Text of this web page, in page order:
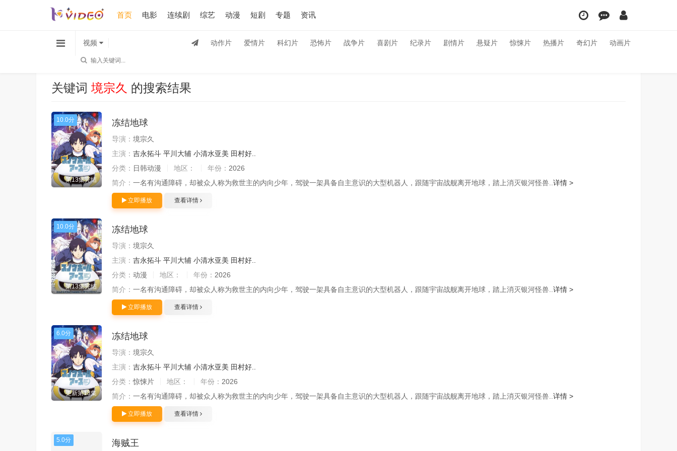
首页 电影 连续剧 综艺 动漫 短剧 专题 资讯
动作片 爱情片 科幻片 恐怖片 战争片 喜剧片 纪录片 剧情片 悬疑片 惊悚片 热播片 奇幻片 动画片
视频
关键词 境宗久 的搜索结果
10.0分
第13集完结
冻结地球
导演： 境宗久
主演： 吉永拓斗 平川大辅 小清水亚美 田村好..
分类： 日韩动漫 地区： 年份： 2026
简介： 一名有沟通障碍，却被众人称为救世主的内向少年，驾驶一架具备自主意识的大型机器人，跟随宇宙战舰离开地球，踏上消灭银河怪兽.. 详情 >
立即播放 查看详情
10.0分
第13集完结
冻结地球
导演： 境宗久
主演： 吉永拓斗 平川大辅 小清水亚美 田村好..
分类： 动漫 地区： 年份： 2026
简介： 一名有沟通障碍，却被众人称为救世主的内向少年，驾驶一架具备自主意识的大型机器人，跟随宇宙战舰离开地球，踏上消灭银河怪兽.. 详情 >
立即播放 查看详情
6.0分
更新第13集
冻结地球
导演： 境宗久
主演： 吉永拓斗 平川大辅 小清水亚美 田村好..
分类：惊悚片 地区： 年份： 2026
简介： 一名有沟通障碍，却被众人称为救世主的内向少年，驾驶一架具备自主意识的大型机器人，跟随宇宙战舰离开地球，踏上消灭银河怪兽.. 详情 >
立即播放 查看详情
5.0分 海贼王